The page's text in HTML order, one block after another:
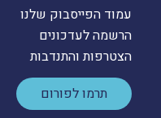
עמוד הפייסבוק שלנו
הרשמה לעדכונים
הצטרפות והתנדבות
תרמו לפורום